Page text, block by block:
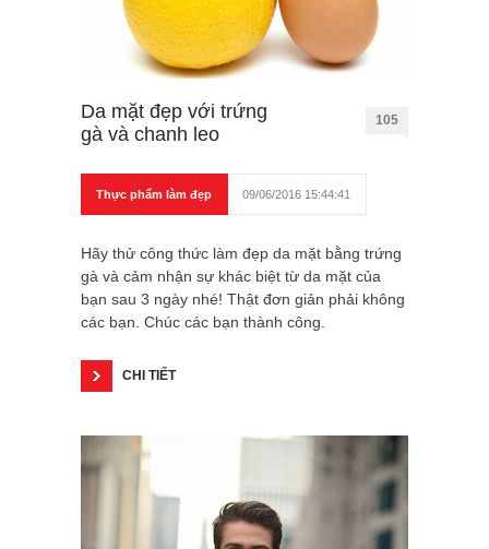
Da mặt đẹp với trứng
gà và chanh leo
105
Thực phẩm làm đẹp 09/06/2016 15:44:41
Hãy thử công thức làm đẹp da mặt bằng trứng
gà và cảm nhận sự khác biệt từ da mặt của
bạn sau 3 ngày nhé! Thật đơn giản phải không
các bạn. Chúc các bạn thành công.
CHI TIẾT